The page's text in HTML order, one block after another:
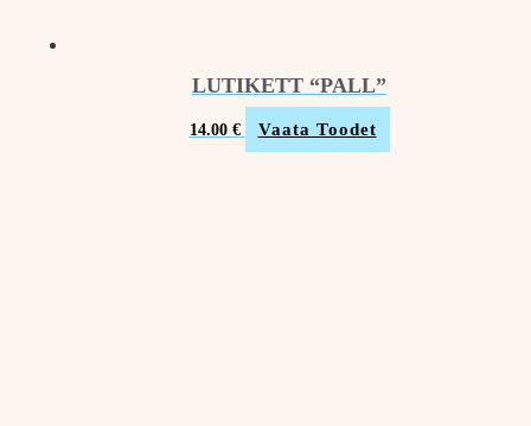
LUTIKETT “PALL”
14.00 € Vaata Toodet